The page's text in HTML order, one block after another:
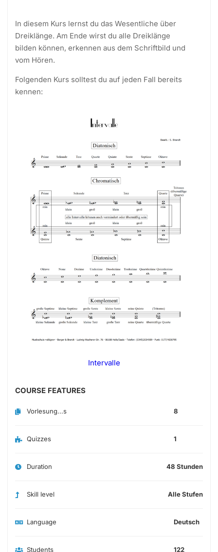
In diesem Kurs lernst du das Wesentliche über
Dreiklänge. Am Ende wirst du alle Dreiklänge
bilden können, erkennen aus dem Schriftbild und
vom Hören.
Folgenden Kurs solltest du auf jeden Fall bereits
kennen:
Intervalle
COURSE FEATURES
Vorlesung...s 8
Quizzes 1
Duration 48 Stunden
Skill level Alle Stufen
Language Deutsch
Students 122